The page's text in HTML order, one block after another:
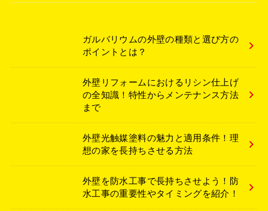
ガルバリウムの外壁の種類と選び方の
ポイントとは？
外壁リフォームにおけるリシン仕上げ
の全知識！特性からメンテナンス方法
まで
外壁光触媒塗料の魅力と適用条件！理
想の家を長持ちさせる方法
外壁を防水工事で長持ちさせよう！防
水工事の重要性やタイミングを紹介！